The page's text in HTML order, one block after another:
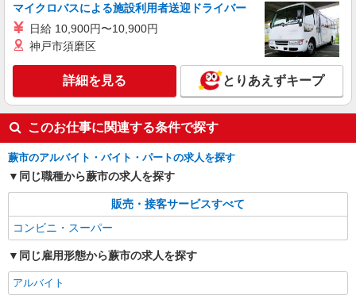
マイクロバスによる施設利用者送迎ドライバー
日給 10,900円〜10,900円
神戸市須磨区
詳細を見る とりあえずキープ
このお仕事に関連する条件で探す
蕨市のアルバイト・バイト・パートの求人を探す
同じ職種から蕨市の求人を探す
販売・接客サービスすべて
コンビニ・スーパー
同じ雇用形態から蕨市の求人を探す
アルバイト